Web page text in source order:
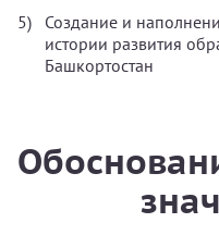
Создание и
истории развития
Башкортостан